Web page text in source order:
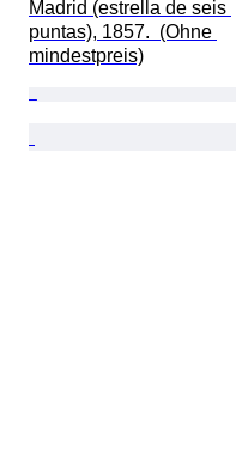
Madrid (estrella de seis
puntas), 1857.  (Ohne
mindestpreis)